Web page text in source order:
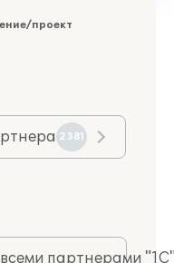
проект
2381
партнерами